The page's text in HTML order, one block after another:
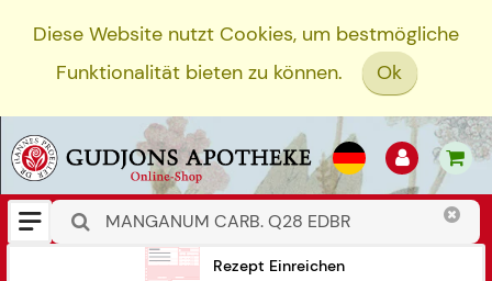
Diese Website nutzt Cookies, um bestmögliche
Funktionalität bieten zu können.
Ok
Rezept Einreichen